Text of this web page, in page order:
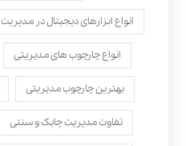
انواع ابزارهای دیجیتال در مدیریت
انواع چارچوب های مدیریتی
بهترین چارچوب مدیریتی
تفاوت مدیریت چابک و سنتی